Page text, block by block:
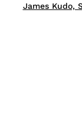
James Kudo,